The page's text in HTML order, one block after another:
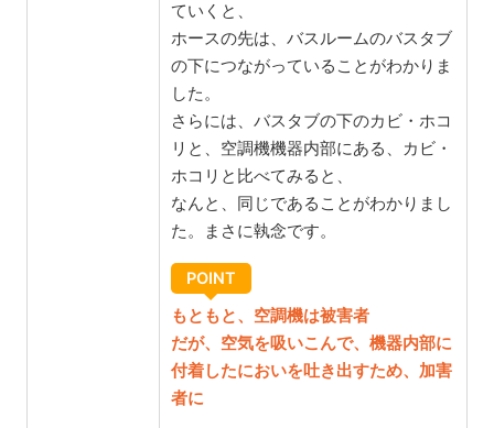
ていくと、
ホースの先は、バスルームのバスタブ
の下につながっていることがわかりま
した。
さらには、バスタブの下のカビ・ホコ
リと、空調機機器内部にある、カビ・
ホコリと比べてみると、
なんと、同じであることがわかりまし
た。まさに執念です。
POINT
もともと、空調機は被害者
だが、空気を吸いこんで、機器内部に
付着したにおいを吐き出すため、加害
者に